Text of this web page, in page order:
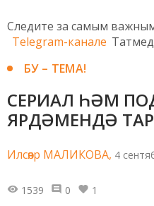
Следите за самым
Telegram-канале
БУ – ТЕМА!
СЕРИАЛ ҺӘМ
ЯРДӘМЕНДӘ
Илсөяр МАЛИКОВА, 4
1539 0 1